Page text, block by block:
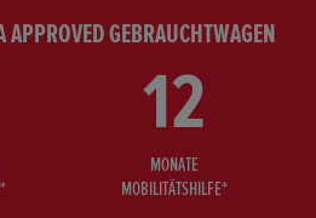
GEBRAUCHTWAGEN
12
MONATE
MOBILITÄTSHILFE*